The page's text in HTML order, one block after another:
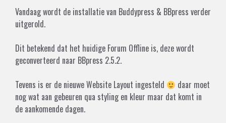
Vandaag wordt de installatie van Buddypress & BBpress verder
uitgerold.
Dit betekend dat het huidige Forum Offline is, deze wordt
geconverteerd naar BBpress 2.5.2.
Tevens is er de nieuwe Website Layout ingesteld
daar moet
nog wat aan gebeuren qua styling en kleur maar dat komt in
de aankomende dagen.